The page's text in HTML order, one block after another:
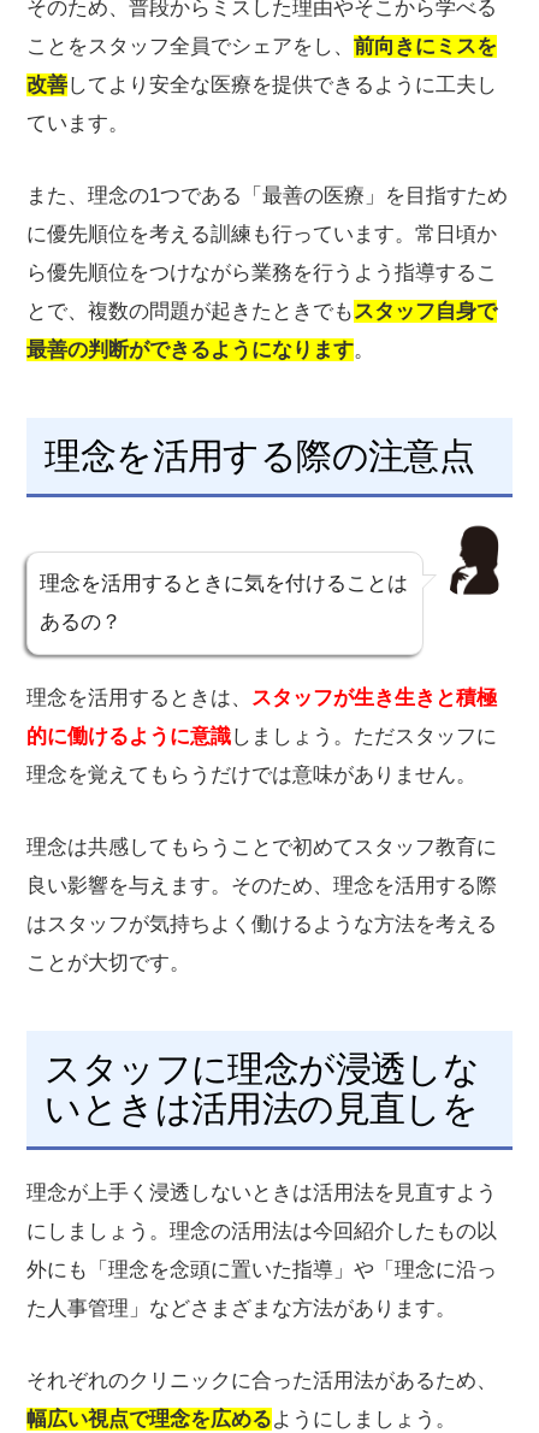
そのため、普段からミスした理由やそこから学べる
ことをスタッフ全員でシェアをし、前向きにミスを
改善してより安全な医療を提供できるように工夫し
ています。
また、理念の1つである「最善の医療」を目指すため
に優先順位を考える訓練も行っています。常日頃か
ら優先順位をつけながら業務を行うよう指導するこ
とで、複数の問題が起きたときでもスタッフ自身で
最善の判断ができるようになります。
理念を活用する際の注意点
理念を活用するときに気を付けることは
あるの？
理念を活用するときは、 スタッフが生き生きと積極
的に働けるように意識しましょう。ただスタッフに
理念を覚えてもらうだけでは意味がありません。
理念は共感してもらうことで初めてスタッフ教育に
良い影響を与えます。そのため、理念を活用する際
はスタッフが気持ちよく働けるような方法を考える
ことが大切です。
スタッフに理念が浸透しな
いときは活用法の見直しを
理念が上手く浸透しないときは活用法を見直すよう
にしましょう。理念の活用法は今回紹介したもの以
外にも「理念を念頭に置いた指導」や「理念に沿っ
た人事管理」などさまざまな方法があります。
それぞれのクリニックに合った活用法があるため、
幅広い視点で理念を広めるようにしましょう。